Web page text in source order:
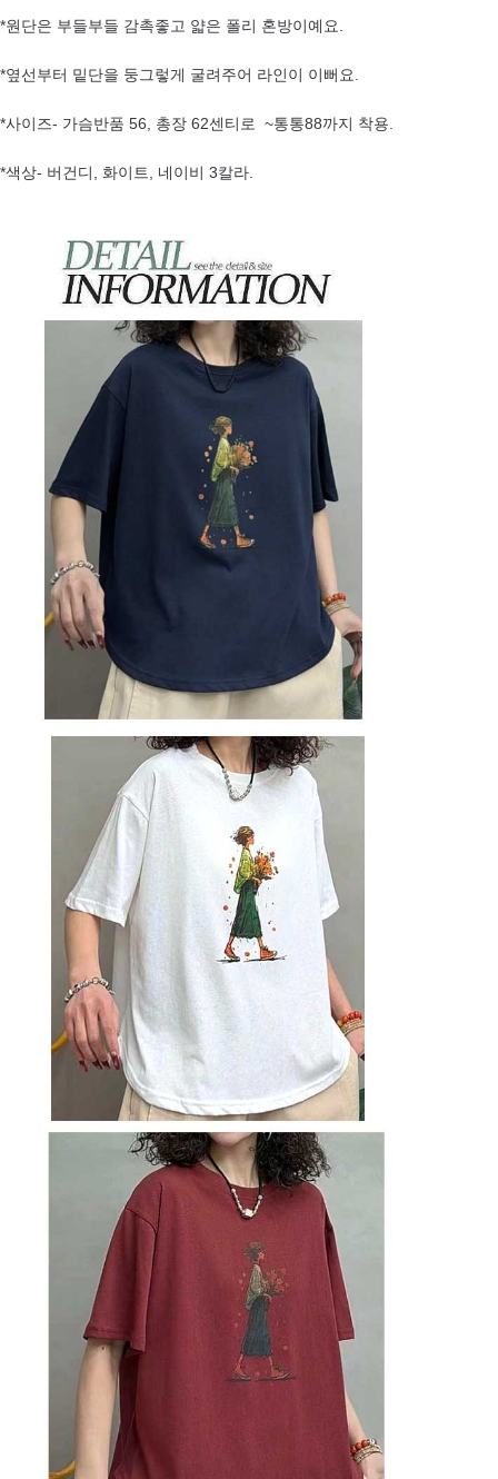
*원단은 부들부들 감촉좋고 얇은 폴리 혼방이예요.
*옆선부터 밑단을 둥그렇게 굴려주어 라인이 이뻐요.
*사이즈- 가슴반품 56, 총장 62센티로 ~통통88까지 착용.
*색상- 버건디, 화이트, 네이비 3칼라.